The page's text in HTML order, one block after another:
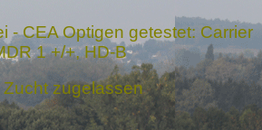
- CEA Optigen getestet: Carrier
1 +/+, HD-B
Zucht zugelassen